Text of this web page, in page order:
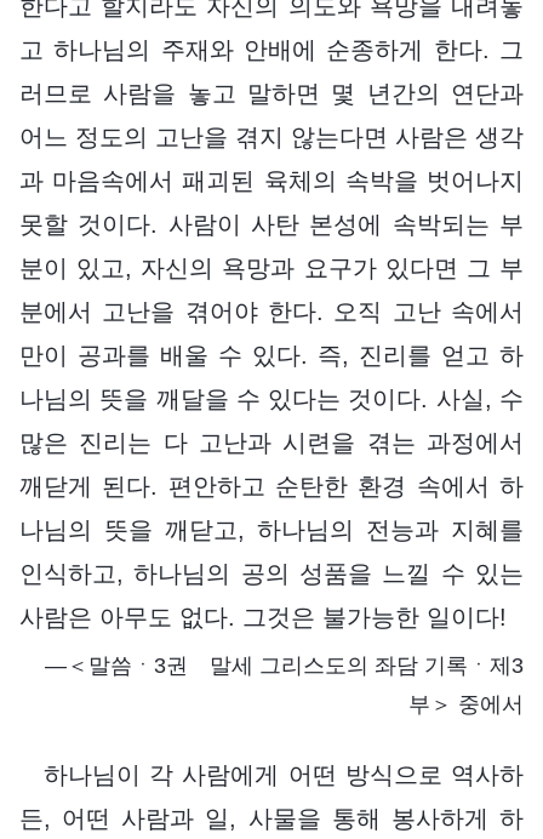
한다고 할지라도 자신의 의도와 욕망을 내려놓
고 하나님의 주재와 안배에 순종하게 한다. 그
러므로 사람을 놓고 말하면 몇 년간의 연단과
어느 정도의 고난을 겪지 않는다면 사람은 생각
과 마음속에서 패괴된 육체의 속박을 벗어나지
못할 것이다. 사람이 사탄 본성에 속박되는 부
분이 있고, 자신의 욕망과 요구가 있다면 그 부
분에서 고난을 겪어야 한다. 오직 고난 속에서
만이 공과를 배울 수 있다. 즉, 진리를 얻고 하
나님의 뜻을 깨달을 수 있다는 것이다. 사실, 수
많은 진리는 다 고난과 시련을 겪는 과정에서
깨닫게 된다. 편안하고 순탄한 환경 속에서 하
나님의 뜻을 깨닫고, 하나님의 전능과 지혜를
인식하고, 하나님의 공의 성품을 느낄 수 있는
사람은 아무도 없다. 그것은 불가능한 일이다!
―＜말씀ㆍ3권 말세 그리스도의 좌담 기록ㆍ제3
부＞ 중에서
하나님이 각 사람에게 어떤 방식으로 역사하
든, 어떤 사람과 일, 사물을 통해 봉사하게 하